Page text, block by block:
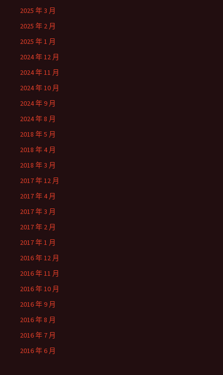
2025 年 3 月
2025 年 2 月
2025 年 1 月
2024 年 12 月
2024 年 11 月
2024 年 10 月
2024 年 9 月
2024 年 8 月
2018 年 5 月
2018 年 4 月
2018 年 3 月
2017 年 12 月
2017 年 4 月
2017 年 3 月
2017 年 2 月
2017 年 1 月
2016 年 12 月
2016 年 11 月
2016 年 10 月
2016 年 9 月
2016 年 8 月
2016 年 7 月
2016 年 6 月